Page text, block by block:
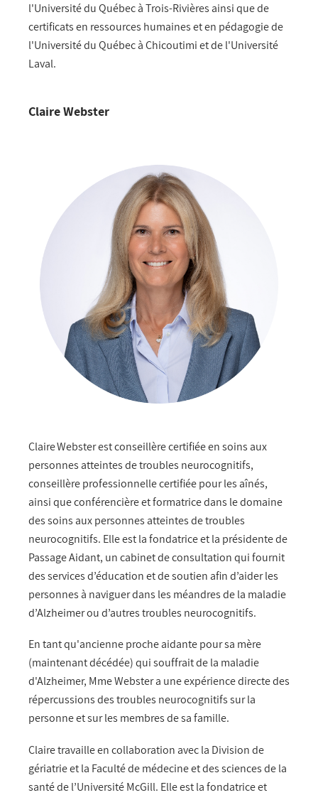
l'Université du Québec à Trois-Rivières ainsi que de
certificats en ressources humaines et en pédagogie de
l'Université du Québec à Chicoutimi et de l'Université
Laval.
Claire Webster
Claire Webster est conseillère certifiée en soins aux
personnes atteintes de troubles neurocognitifs,
conseillère professionnelle certifiée pour les aînés,
ainsi que conférencière et formatrice dans le domaine
des soins aux personnes atteintes de troubles
neurocognitifs. Elle est la fondatrice et la présidente de
Passage Aidant, un cabinet de consultation qui fournit
des services d’éducation et de soutien afin d’aider les
personnes à naviguer dans les méandres de la maladie
d’Alzheimer ou d’autres troubles neurocognitifs.
En tant qu'ancienne proche aidante pour sa mère
(maintenant décédée) qui souffrait de la maladie
d'Alzheimer, Mme Webster a une expérience directe des
répercussions des troubles neurocognitifs sur la
personne et sur les membres de sa famille.
Claire travaille en collaboration avec la Division de
gériatrie et la Faculté de médecine et des sciences de la
santé de l’Université McGill. Elle est la fondatrice et